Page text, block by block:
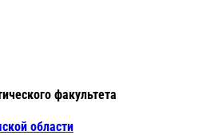
факультета
области